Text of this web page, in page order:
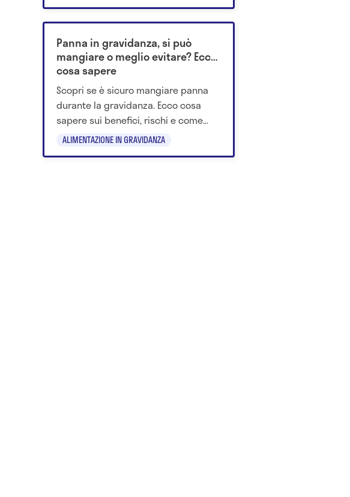
ALIMENTAZIONE IN GRAVIDANZA
Panna in gravidanza, si può
mangiare o meglio evitare? Ecco
cosa sapere
Scopri se è sicuro mangiare panna
durante la gravidanza. Ecco cosa
sapere sui benefici, rischi e come
consumarla in modo consapevole.